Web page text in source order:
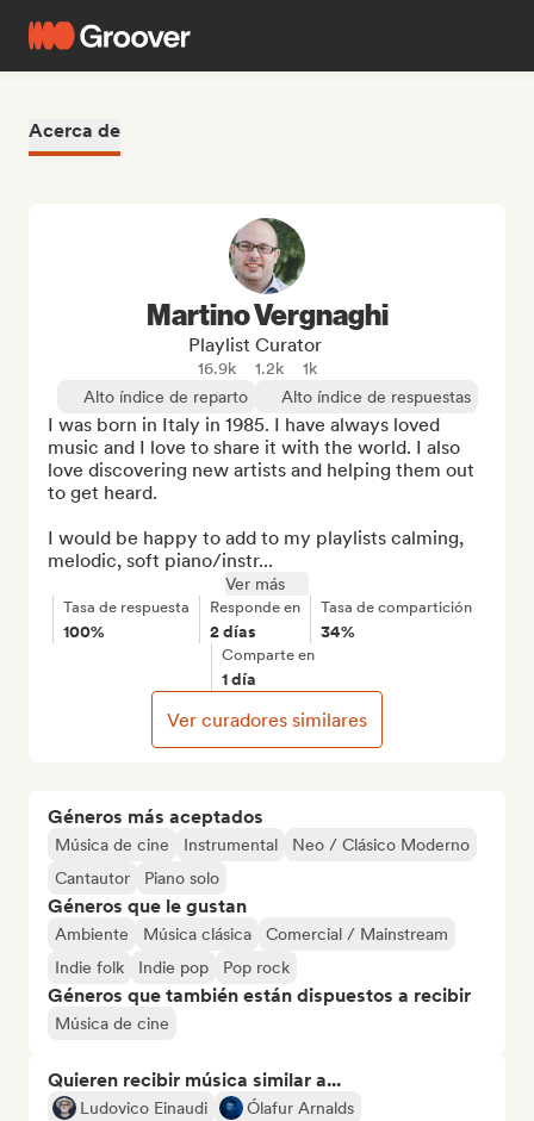
Acerca de
Géneros más aceptados
Música de cine Instrumental
Neo / Clásico Moderno
Cantautor
Piano solo
Géneros que le gustan
Ambiente Música clásica
Comercial / Mainstream
Indie folk
Indie pop Pop rock
Géneros que también están dispuestos a recibir
Música de cine
Quieren recibir música similar a...
Ludovico Einaudi
Ólafur Arnalds
Martino Vergnaghi
Playlist Curator
16.9k 1.2k
1k
Alto índice de reparto
Alto índice de respuestas
I was born in Italy in 1985. I have always loved
music and I love to share it with the world. I also
love discovering new artists and helping them out
to get heard.
I would be happy to add to my playlists calming,
melodic, soft piano/instr...
Ver más
Tasa de respuesta
100%
Responde en
2 días
Tasa de compartición
34%
Comparte en
1 día
Ver curadores similares